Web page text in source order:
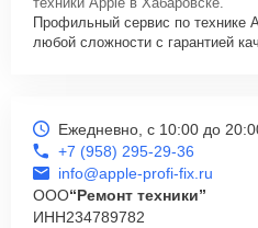
Профильный сервис по технике
любой сложности с гарантией
Ежедневно, с 10:00 до
+7 (958) 295-29-36
info@apple-profi-fix.ru
ООО“Ремонт техники”
ИНН234789782